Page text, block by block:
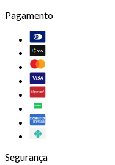
Pagamento
Segurança